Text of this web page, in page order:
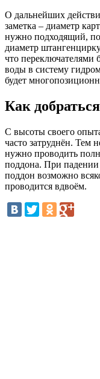
О дальнейших
заметка – диаметр
нужно подходящий,
диаметр
что переключателями
воды в систему
будет
Как добраться
С высоты своего
часто затруднён. Тем
нужно проводить
поддона. При падении
поддон возможно
проводится вдвоём.